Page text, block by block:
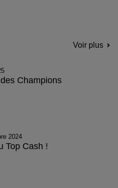
Voir plus
Champions
2024
Top Cash !